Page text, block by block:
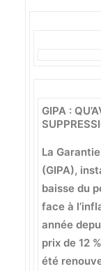
GIPA :
La
(GIPA),
baisse du
face à
année
prix de 12
été